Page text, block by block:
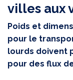
villes aux
Poids et
pour le
lourds doivent
pour des flux